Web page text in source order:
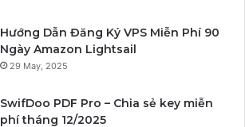
Hướng Dẫn Đăng Ký VPS Miễn Phí 90
Ngày Amazon Lightsail
29 May, 2025
SwifDoo PDF Pro – Chia sẻ key miễn
phí tháng 12/2025